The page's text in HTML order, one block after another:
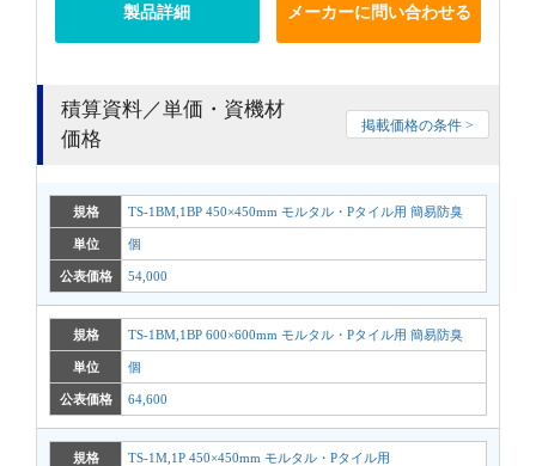
製品詳細 メーカーに問い合わせる
積算資料／単価・資機材
価格
掲載価格の条件 >
規格 TS-1BM,1BP 450×450mm モルタル・Pタイル用 簡易防臭
単位 個
公表価格 54,000
規格 TS-1BM,1BP 600×600mm モルタル・Pタイル用 簡易防臭
単位 個
公表価格 64,600
規格 TS-1M,1P 450×450mm モルタル・Pタイル用